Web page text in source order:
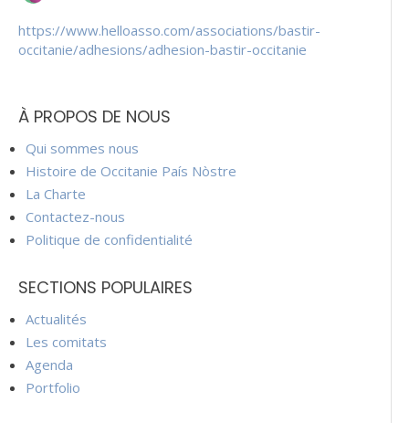
https://www.helloasso.com/associations/bastir-
occitanie/adhesions/adhesion-bastir-occitanie
À PROPOS DE NOUS
Qui sommes nous
Histoire de Occitanie País Nòstre
La Charte
Contactez-nous
Politique de confidentialité
SECTIONS POPULAIRES
Actualités
Les comitats
Agenda
Portfolio